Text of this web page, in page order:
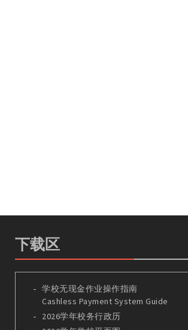
下载区
学校无现金作业操作指南
Cashless Payment System Guide
2026学年校务行政历